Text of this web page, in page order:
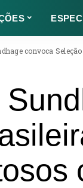
Seleção Brasileira